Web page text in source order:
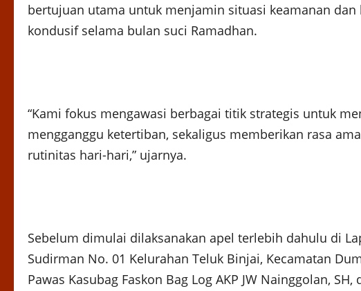
bertujuan utama untuk menjamin situasi keamanan
kondusif selama bulan suci Ramadhan.
“Kami fokus mengawasi berbagai titik strategis untuk
mengganggu ketertiban, sekaligus memberikan rasa
rutinitas hari-hari,” ujarnya.
Sebelum dimulai dilaksanakan apel terlebih dahulu di
Sudirman No. 01 Kelurahan Teluk Binjai, Kecamatan
Pawas Kasubag Faskon Bag Log AKP JW Nainggolan,